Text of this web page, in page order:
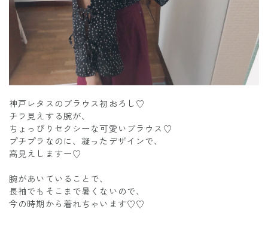
神戸レタスのブラウス初おろし♡
チラ見えする腕が、
ちょっぴりセクシーな可愛いブラウス♡
プチプラなのに、凝ったデザインで、
高見えしますー♡
腕があいていることで、
長袖でもそこまで暑くないので、
今の時期から着れちゃいます♡♡